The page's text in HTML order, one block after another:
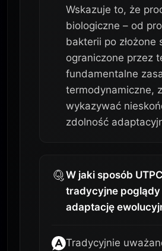
Wskazuje to, że
biologiczne – od
bakterii po złożone
ograniczone przez
fundamentalne
termodynamiczne,
wykazywać
zdolność
W jaki sposób
tradycyjne poglądy
adaptację
Tradycyjnie